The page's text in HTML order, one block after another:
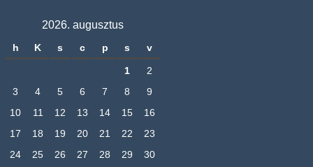
2026. augusztus
h K s c p s v
1
2
3
4 5 6 7 8
9
10
11 12 13 14 15
16
17
18 19 20 21 22
23
24
25 26 27 28 29 30